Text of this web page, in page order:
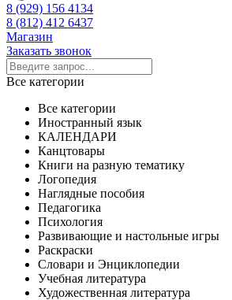
8 (929) 156 4134
8 (812) 412 6437
Магазин
Заказать звонок
Все категории
Все категории
Иностранный язык
КАЛЕНДАРИ
Канцтовары
Книги на разную тематику
Логопедия
Наглядные пособия
Педагогика
Психология
Развивающие и настольные игры
Раскраски
Словари и Энциклопедии
Учебная литература
Художественная литература